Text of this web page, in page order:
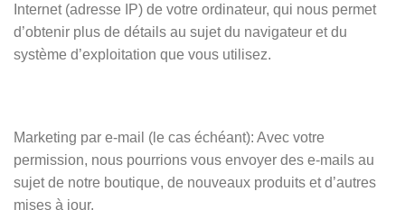
Internet (adresse IP) de votre ordinateur, qui nous permet
d’obtenir plus de détails au sujet du navigateur et du
système d’exploitation que vous utilisez.
Marketing par e-mail (le cas échéant): Avec votre
permission, nous pourrions vous envoyer des e-mails au
sujet de notre boutique, de nouveaux produits et d’autres
mises à jour.